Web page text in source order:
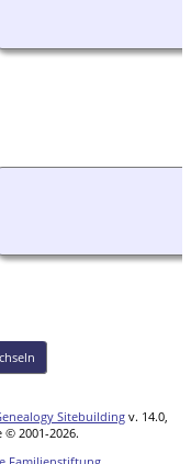
Sitebuildingv. 14.0,
2001-2026.